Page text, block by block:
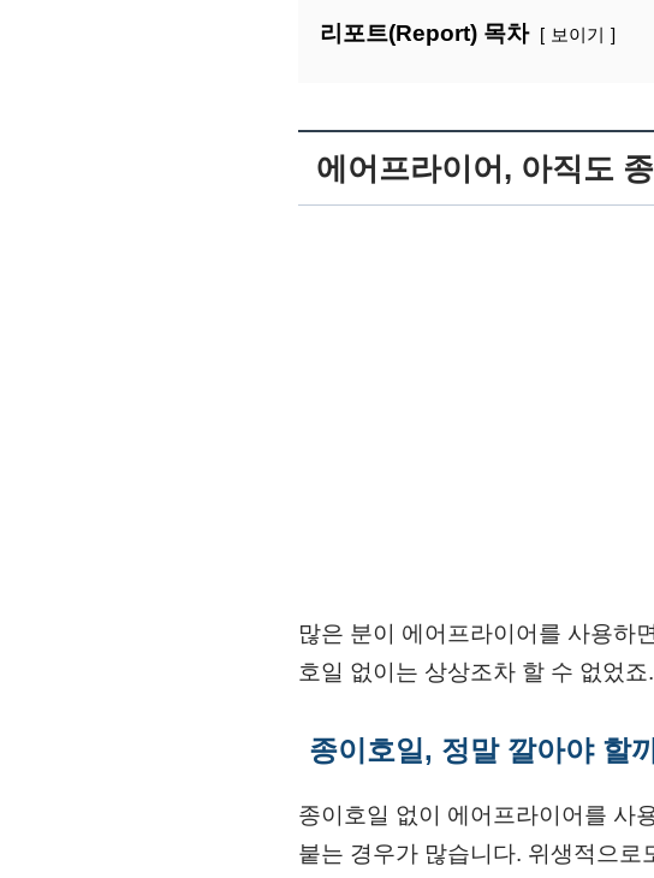
리포트(Report) 목차 보이기
에어프라이어, 아직도
많은 분이 에어프라이어를 사용하
호일 없이는 상상조차 할 수 없었
종이호일, 정말 깔아야 할
종이호일 없이 에어프라이어를 사
붙는 경우가 많습니다. 위생적으로